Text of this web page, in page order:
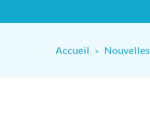
Accueil Nouvelles